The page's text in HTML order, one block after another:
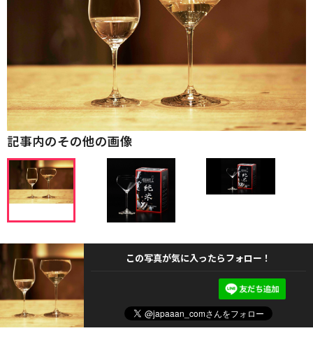
記事内のその他の画像
この写真が気に入ったらフォロー！